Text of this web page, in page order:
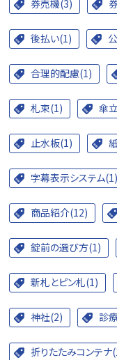
券売機(3)
後払い(1)
合理的配慮(1)
札束(1) 傘
止水板(1)
字幕表示システム(1)
商品紹介(12)
錠前の選び方(1)
新札とピン札(1)
神社(2) 診
折りたたみコンテナ